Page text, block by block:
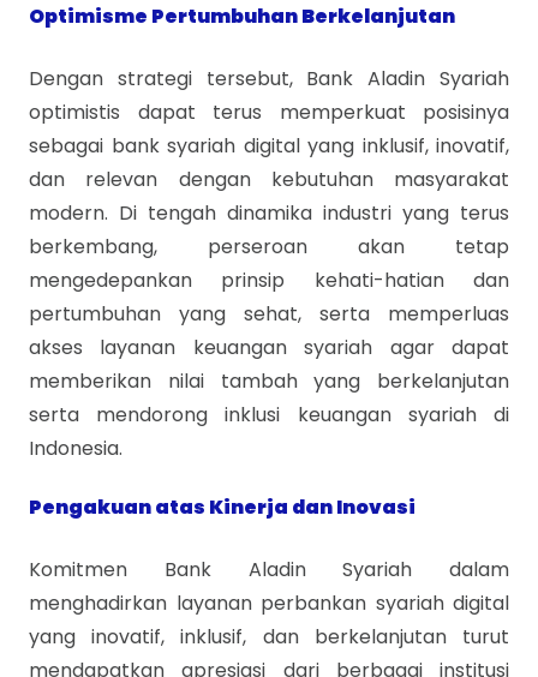
Optimisme Pertumbuhan Berkelanjutan
Dengan strategi tersebut, Bank Aladin Syariah
optimistis dapat terus memperkuat posisinya
sebagai bank syariah digital yang inklusif, inovatif,
dan relevan dengan kebutuhan masyarakat
modern. Di tengah dinamika industri yang terus
berkembang, perseroan akan tetap
mengedepankan prinsip kehati-hatian dan
pertumbuhan yang sehat, serta memperluas
akses layanan keuangan syariah agar dapat
memberikan nilai tambah yang berkelanjutan
serta mendorong inklusi keuangan syariah di
Indonesia.
Pengakuan atas Kinerja dan Inovasi
Komitmen Bank Aladin Syariah dalam
menghadirkan layanan perbankan syariah digital
yang inovatif, inklusif, dan berkelanjutan turut
mendapatkan apresiasi dari berbagai institusi